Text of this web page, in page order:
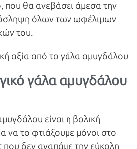
που θα ανεβάσει άμεσα την
όλων των ωφέλιμων
του.
γάλα αμυγδάλου
είναι η βολική
να το φτιάξουμε μόνοι στο
που δεν αγαπάμε την εύκολη